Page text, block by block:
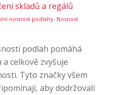
skladů a regálů
nosnost podlahy, Nosnost
podlah pomáhá
celkově zvyšuje
Tyto značky všem
aby dodržovali